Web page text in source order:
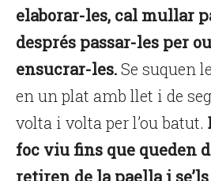
elaborar-les, cal mullar
després passar-les per
ensucrar-les.Se suquen
en un plat amb llet i de
volta i volta per l’ou batut.
foc viu fins que queden
retiren de la paella i